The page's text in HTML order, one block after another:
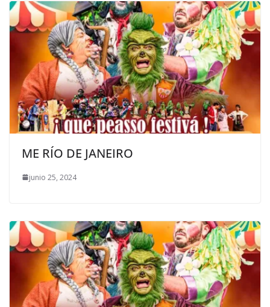
ME RÍO DE JANEIRO
junio 25, 2024